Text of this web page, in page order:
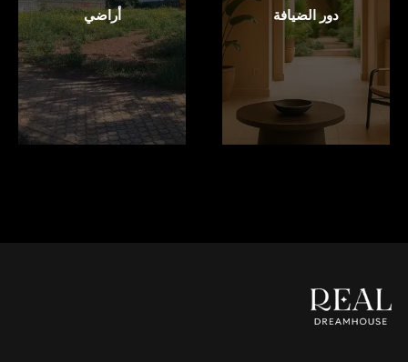
دور الضيافة أراضي